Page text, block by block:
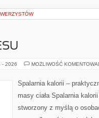
- 2026 MOŻLIWOŚĆ
Spalarnia kalorii –
masy ciała Spalarnia
stworzony z myślą o